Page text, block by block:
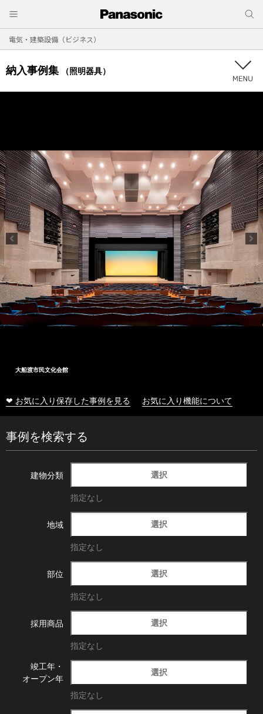
電気・建築設備（ビジネス）
納入事例集 （照明器具）
大船渡市民文化会館
❤ お気に入り保存した事例を見る お気に入り機能について
事例を検索する
建物分類 選択
指定なし
地域 選択
指定なし
部位 選択
指定なし
採用商品 選択
指定なし
竣工年・
オープン年
選択
指定なし